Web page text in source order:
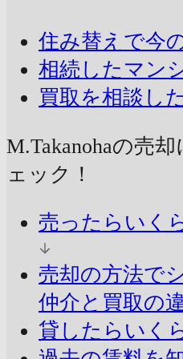
住み替えで今
相続したマン
買取を相談し
M.Takanohaの売却
ェック！
売ったらいく
売却の方法で
仲介と買取の
貸したらいく